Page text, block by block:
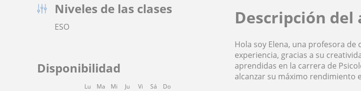
Niveles de las clases
ESO
Disponibilidad
Lu Ma Mi Ju Vi Sá
Do
Descripción del
Hola soy Elena, una profesora
experiencia, gracias a su
aprendidas en la carrera de
alcanzar su máximo rendimiento